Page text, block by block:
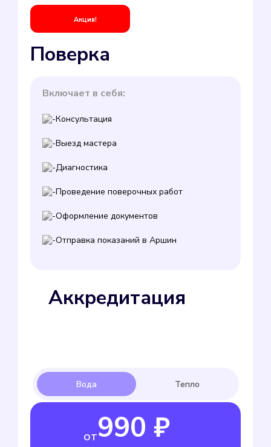
Акция!
Поверка
Включает в себя:
Консультация
Выезд мастера
Диагностика
Проведение поверочных работ
Оформление документов
Отправка показаний в Аршин
Аккредитация
от990 ₽